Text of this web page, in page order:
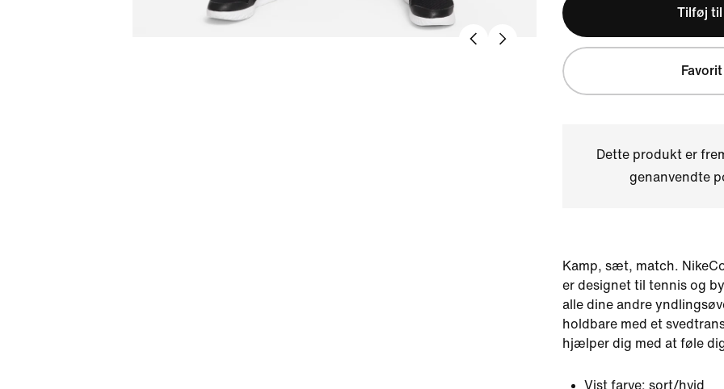
Tilføj til
Favorit
Dette produkt er
genanvendte
Kamp, sæt, match.
er designet til tennis og
alle dine andre
holdbare med et
hjælper dig med at føle
Vist farve: sort/hvid